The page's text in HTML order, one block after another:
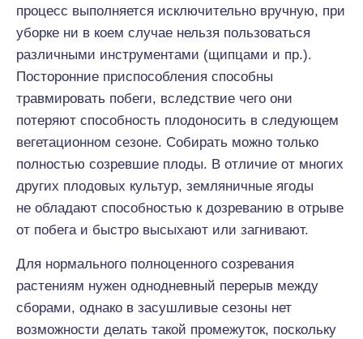
процесс выполняется исключительно вручную, при
уборке ни в коем случае нельзя пользоваться
различными инструментами (щипцами и пр.).
Посторонние приспособления способны
травмировать побеги, вследствие чего они
потеряют способность плодоносить в следующем
вегетационном сезоне. Собирать можно только
полностью созревшие плоды. В отличие от многих
других плодовых культур, земляничные ягоды
не обладают способностью к дозреванию в отрыве
от побега и быстро высыхают или загнивают.
Для нормального полноценного созревания
растениям нужен однодневный перерыв между
сборами, однако в засушливые сезоны нет
возможности делать такой промежуток, поскольку